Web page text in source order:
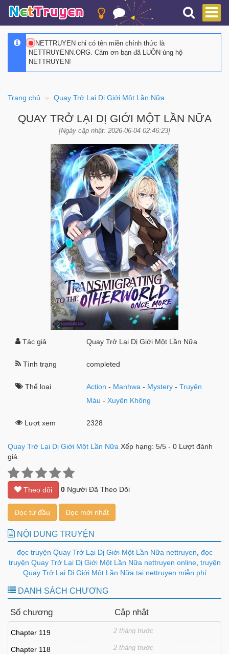
NETTRUYEN chỉ có tên miền chính thức là
NETTRUYENN.ORG. Cảm ơn bạn đã LUÔN ủng hộ
NETTRUYEN!
Trang chủ Quay Trở Lại Dị Giới Một Lần Nữa
QUAY TRỞ LẠI DỊ GIỚI MỘT LẦN NỮA
[Ngày cập nhật: 2026-06-04 02:46:23]
Tác giả Quay Trở Lại Dị Giới Một Lần Nữa
Tình trạng completed
Thể loại Action - Manhwa - Mystery -Truyện
Màu -Xuyên Không
Lượt xem 2328
Quay Trở Lại Dị Giới Một Lần Nữa Xếp hạng: 5/5 - 0 Lượt đánh
giá.
Theo dõi 0 Người Đã Theo Dõi
Đọc từ đầu Đọc mới nhất
NỘI DUNG TRUYỆN
đọc truyện Quay Trở Lại Dị Giới Một Lần Nữa nettruyen đọc
truyện Quay Trở Lại Dị Giới Một Lần Nữa nettruyen online, truyện
Quay Trở Lại Dị Giới Một Lần Nữa tại nettruyen miễn phí
DANH SÁCH CHƯƠNG
Số chương Cập nhật
Chapter 119 2 tháng trước
Chapter 118 2 tháng trước